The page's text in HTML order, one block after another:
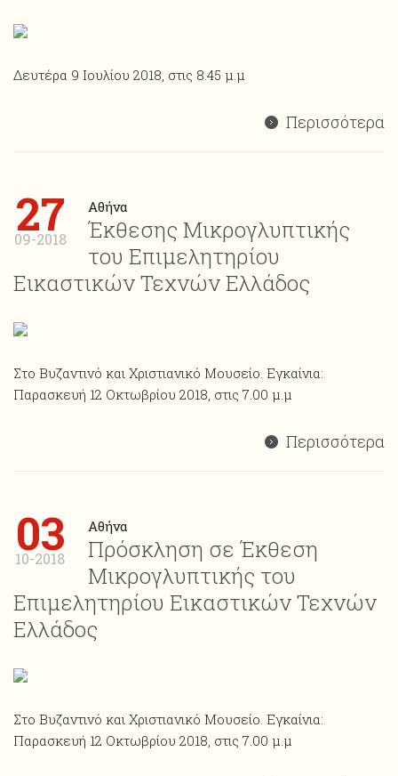
Δευτέρα 9 Ιουλίου 2018, στις 8.45 μ.μ
Περισσότερα
27
09-2018
Αθήνα
Έκθεσης Μικρογλυπτικής
του Επιμελητηρίου
Εικαστικών Τεχνών Ελλάδος
Στο Βυζαντινό και Χριστιανικό Μουσείο. Εγκαίνια:
Παρασκευή 12 Οκτωβρίου 2018, στις 7.00 μ.μ
Περισσότερα
03
10-2018
Αθήνα
Πρόσκληση σε Έκθεση
Μικρογλυπτικής του
Επιμελητηρίου Εικαστικών Τεχνών
Ελλάδος
Στο Βυζαντινό και Χριστιανικό Μουσείο. Εγκαίνια:
Παρασκευή 12 Οκτωβρίου 2018, στις 7.00 μ.μ